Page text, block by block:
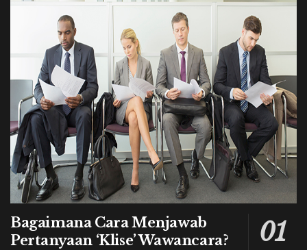
Bagaimana Cara Menjawab
Pertanyaan ‘Klise’ Wawancara?